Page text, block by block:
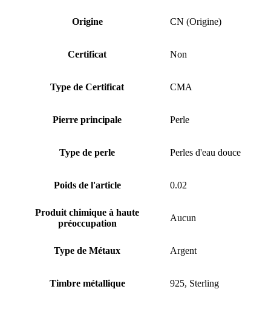
Origine CN (Origine)
Certificat Non
Type de Certificat CMA
Pierre principale Perle
Type de perle Perles d'eau douce
Poids de l'article 0.02
Produit chimique à haute
préoccupation
Aucun
Type de Métaux Argent
Timbre métallique 925, Sterling